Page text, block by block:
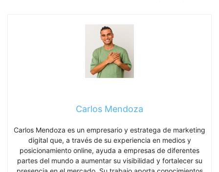
Carlos Mendoza
Carlos Mendoza es un empresario y estratega de marketing
digital que, a través de su experiencia en medios y
posicionamiento online, ayuda a empresas de diferentes
partes del mundo a aumentar su visibilidad y fortalecer su